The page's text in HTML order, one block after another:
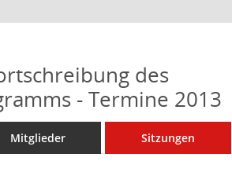
des
- Termine 2013
Mitglieder Sitzungen